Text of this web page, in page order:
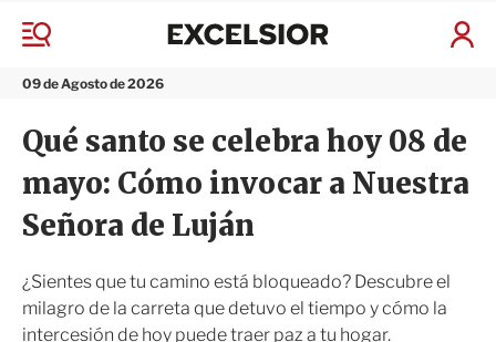
M
n
09 de Agosto de 2026
I
a
S
x
s
i
r
Qué santo se celebra hoy 08 de
mayo: Cómo invocar a Nuestra
Señora de Luján
¿Sientes que tu camino está bloqueado? Descubre el
milagro de la carreta que detuvo el tiempo y cómo la
intercesión de hoy puede traer paz a tu hogar.